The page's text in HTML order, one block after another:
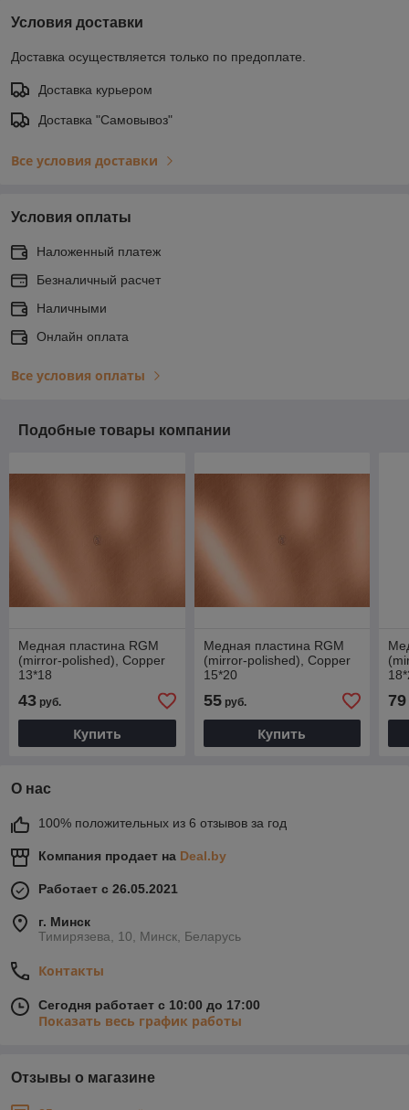
Условия доставки
Доставка осуществляется только по предоплате.
Доставка курьером
Доставка "Самовывоз"
Все условия доставки
Условия оплаты
Наложенный платеж
Безналичный расчет
Наличными
Онлайн оплата
Все условия оплаты
Подобные товары компании
Медная пластина RGM
(mirror-polished), Copper
13*18
43 руб.
Купить
Медная пластина RGM
(mirror-polished), Copper
15*20
55руб.
Купить
79
О нас
100% положительных из 6 отзывов за год
Компания продает на Deal.by
Работает с 26.05.2021
г. Минск
Тимирязева, 10, Минск, Беларусь
Контакты
Сегодня работает с 10:00 до 17:00
Показать весь график работы
Отзывы о магазине